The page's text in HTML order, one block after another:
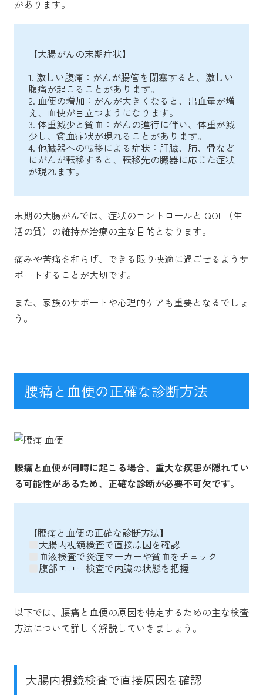
があります。
【大腸がんの末期症状】
1. 激しい腹痛：がんが腸管を閉塞すると、激しい
腹痛が起こることがあります。
2. 血便の増加：がんが大きくなると、出血量が増
え、血便が目立つようになります。
3. 体重減少と貧血：がんの進行に伴い、体重が減
少し、貧血症状が現れることがあります。
4. 他臓器への転移による症状：肝臓、肺、骨など
にがんが転移すると、転移先の臓器に応じた症状
が現れます。
末期の大腸がんでは、症状のコントロールと QOL（生
活の質）の維持が治療の主な目的となります。
痛みや苦痛を和らげ、できる限り快適に過ごせるようサ
ポートすることが大切です。
また、家族のサポートや心理的ケアも重要となるでしょ
う。
腰痛と血便の正確な診断方法
腰痛と血便が同時に起こる場合、重大な疾患が隠れてい
る可能性があるため、正確な診断が必要不可欠です。
【腰痛と血便の正確な診断方法】
大腸内視鏡検査で直接原因を確認
血液検査で炎症マーカーや貧血をチェック
腹部エコー検査で内臓の状態を把握
以下では、腰痛と血便の原因を特定するための主な検査
方法について詳しく解説していきましょう。
大腸内視鏡検査で直接原因を確認